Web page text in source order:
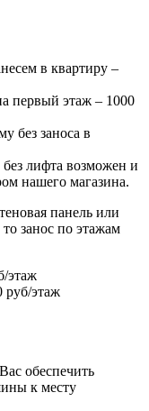
в квартиру –
первый этаж – 1000
без заноса в
лифта возможен и
нашего магазина.
панель или
занос по этажам
этаж
руб/этаж
обеспечить
к месту